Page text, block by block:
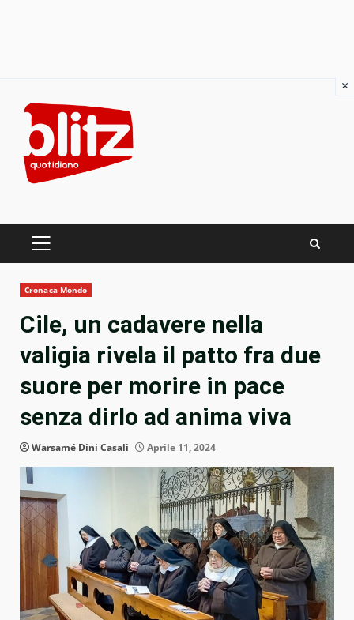
content
PRIMARY
Cronaca Mondo
Cile, un cadavere nella
valigia rivela il patto fra due
suore per morire in pace
senza dirlo ad anima viva
Warsamé Dini Casali Aprile 11, 2024
×